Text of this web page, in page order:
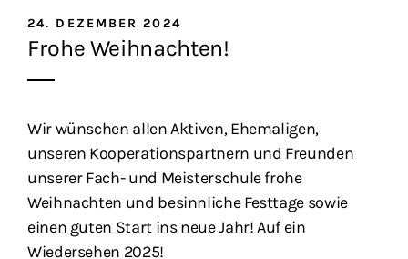
24. DEZEMBER 2024
Frohe Weihnachten!
Wir wünschen allen Aktiven, Ehemaligen,
unseren Kooperationspartnern und Freunden
unserer Fach- und Meisterschule frohe
Weihnachten und besinnliche Festtage sowie
einen guten Start ins neue Jahr! Auf ein
Wiedersehen 2025!